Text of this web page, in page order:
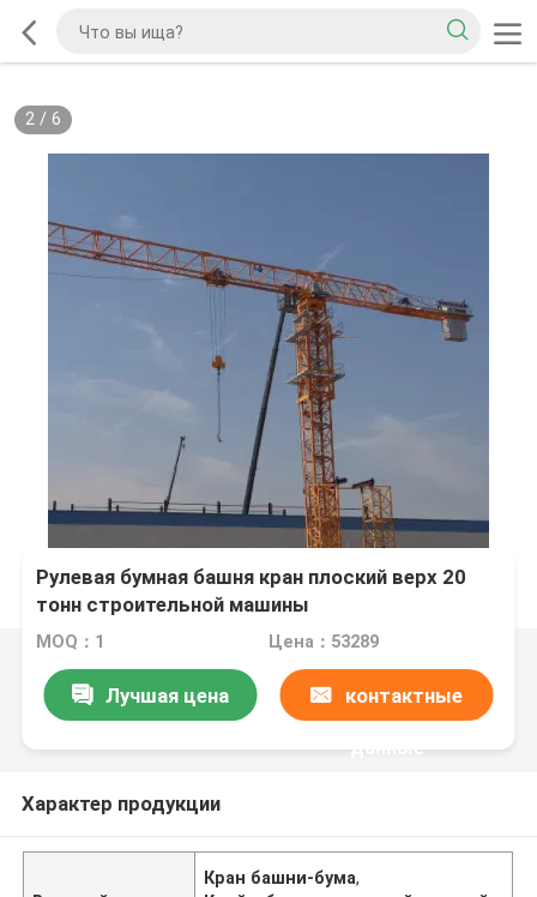
2/ 6
Рулевая бумная башня кран плоский верх 20
тонн строительной машины
MOQ：1 Цена：53289
Лучшая цена контактные
данные
Характер продукции
Кран башни-бума,